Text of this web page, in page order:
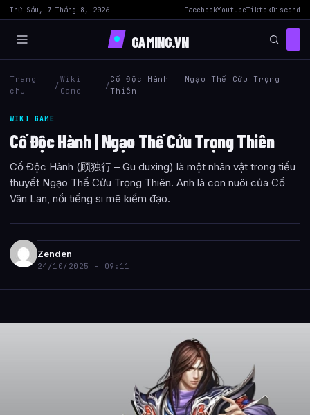
Thứ Sáu, 7 Tháng 8, 2026 FacebookYoutubeTiktokDiscord
GAMING.VN
Trang
chu
/
Wiki
Game
/
Cố Độc Hành | Ngạo Thế Cửu Trọng
Thiên
WIKI GAME
Cố Độc Hành | Ngạo Thế Cửu Trọng Thiên
Cố Độc Hành (顾独行 – Gu duxing) là một nhân vật trong tiểu
thuyết Ngạo Thế Cửu Trọng Thiên. Anh là con nuôi của Cố
Vân Lan, nổi tiếng si mê kiếm đạo.
Zenden
24/10/2025 - 09:11